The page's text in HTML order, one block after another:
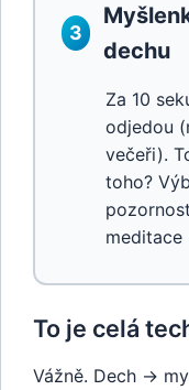
3
dechu
Za 10
odjedou
večeři).
toho?
meditace
To je celá
Vážně. Dech →